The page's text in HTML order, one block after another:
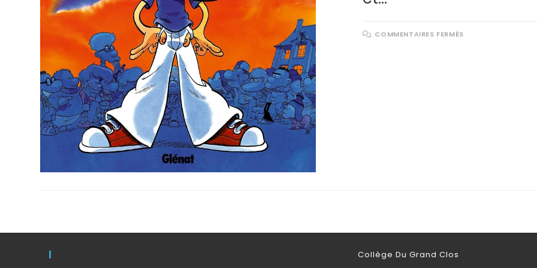
COMMENTAIRES FERMÉS
Collège Du Grand Clos